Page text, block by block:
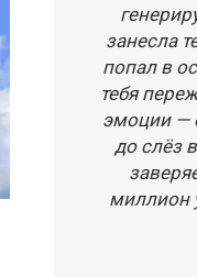
занесла
попал в
тебя
эмоции —
до слёз
миллион